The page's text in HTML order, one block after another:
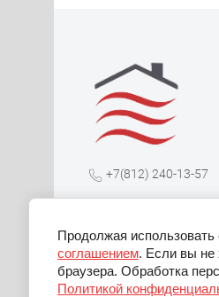
+7(812) 240-13-57
ИНН: 7805828368
ОГРН: 1267800008618
Продолжая использовать
соглашением. Если вы не
браузера. Обработка
Политикой